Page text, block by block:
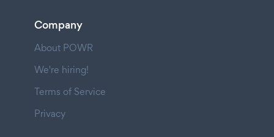
Company
About POWR
We're hiring!
Terms of Service
Privacy